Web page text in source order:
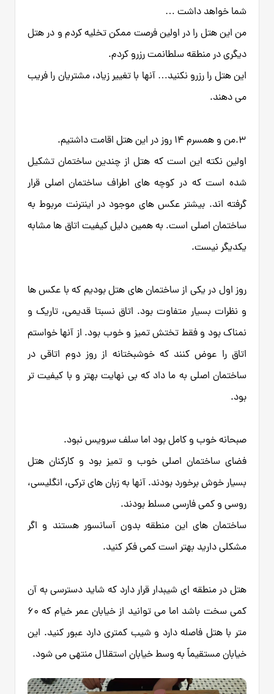
شما خواهد داشت …
من این هتل را در اولین فرصت ممکن تخلیه کردم و در هتل
دیگری در منطقه سلطانمت رزرو کردم.
این هتل را رزرو نکنید… آنها با تغییر زیاد، مشتریان را فریب
می دهند.
3.من و همسرم 14 روز در این هتل اقامت داشتیم.
اولین نکته این است که هتل از چندین ساختمان تشکیل
شده است که در کوچه های اطراف ساختمان اصلی قرار
گرفته اند. بیشتر عکس های موجود در اینترنت مربوط به
ساختمان اصلی است. به همین دلیل کیفیت اتاق ها مشابه
یکدیگر نیست.
روز اول در یکی از ساختمان های هتل بودیم که با عکس ها
و نظرات بسیار متفاوت بود. اتاق نسبتا قدیمی، تاریک و
نمناک بود و فقط تختش تمیز و خوب بود. از آنها خواستم
اتاق را عوض کنند که خوشبختانه از روز دوم اتاقی در
ساختمان اصلی به ما داد که بی نهایت بهتر و با کیفیت تر
بود.
صبحانه خوب و کامل بود اما سلف سرویس نبود.
فضای ساختمان اصلی خوب و تمیز بود و کارکنان هتل
بسیار خوش برخورد بودند. آنها به زبان های ترکی، انگلیسی،
روسی و کمی فارسی مسلط بودند.
ساختمان های این منطقه بدون آسانسور هستند و اگر
مشکلی دارید بهتر است کمی فکر کنید.
هتل در منطقه ای شیبدار قرار دارد که شاید دسترسی به آن
کمی سخت باشد اما می توانید از خیابان عمر خیام که 60
متر با هتل فاصله دارد و شیب کمتری دارد عبور کنید. این
خیابان مستقیماً به وسط خیابان استقلال منتهی می شود.